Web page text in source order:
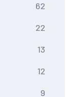
62
22
13
12
9